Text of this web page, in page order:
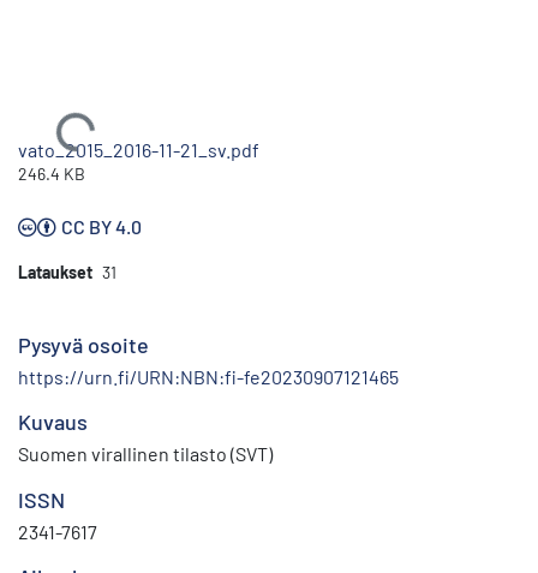
Ladataan...
vato_2015_2016-11-21_sv.pdf
246.4 KB
CC BY 4.0
Lataukset 31
Pysyvä osoite
https://urn.fi/URN:NBN:fi-fe20230907121465
Kuvaus
Suomen virallinen tilasto (SVT)
ISSN
2341-7617